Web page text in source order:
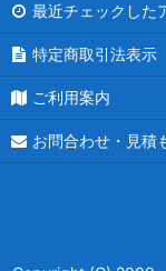
最近チェックした
特定商取引法表示
ご利用案内
お問合わせ・見積